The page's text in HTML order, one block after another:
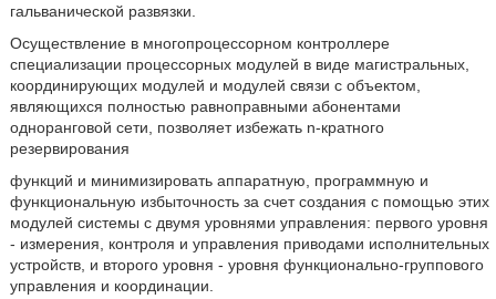
гальванической развязки.
Осуществление в многопроцессорном контроллере
специализации процессорных модулей в виде магистральных,
координирующих модулей и модулей связи с объектом,
являющихся полностью равноправными абонентами
одноранговой сети, позволяет избежать n-кратного
резервирования
функций и минимизировать аппаратную, программную и
функциональную избыточность за счет создания с помощью этих
модулей системы с двумя уровнями управления: первого уровня
- измерения, контроля и управления приводами исполнительных
устройств, и второго уровня - уровня функционально-группового
управления и координации.